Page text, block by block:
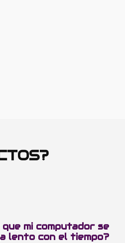
mi computador se
lento con el tiempo?